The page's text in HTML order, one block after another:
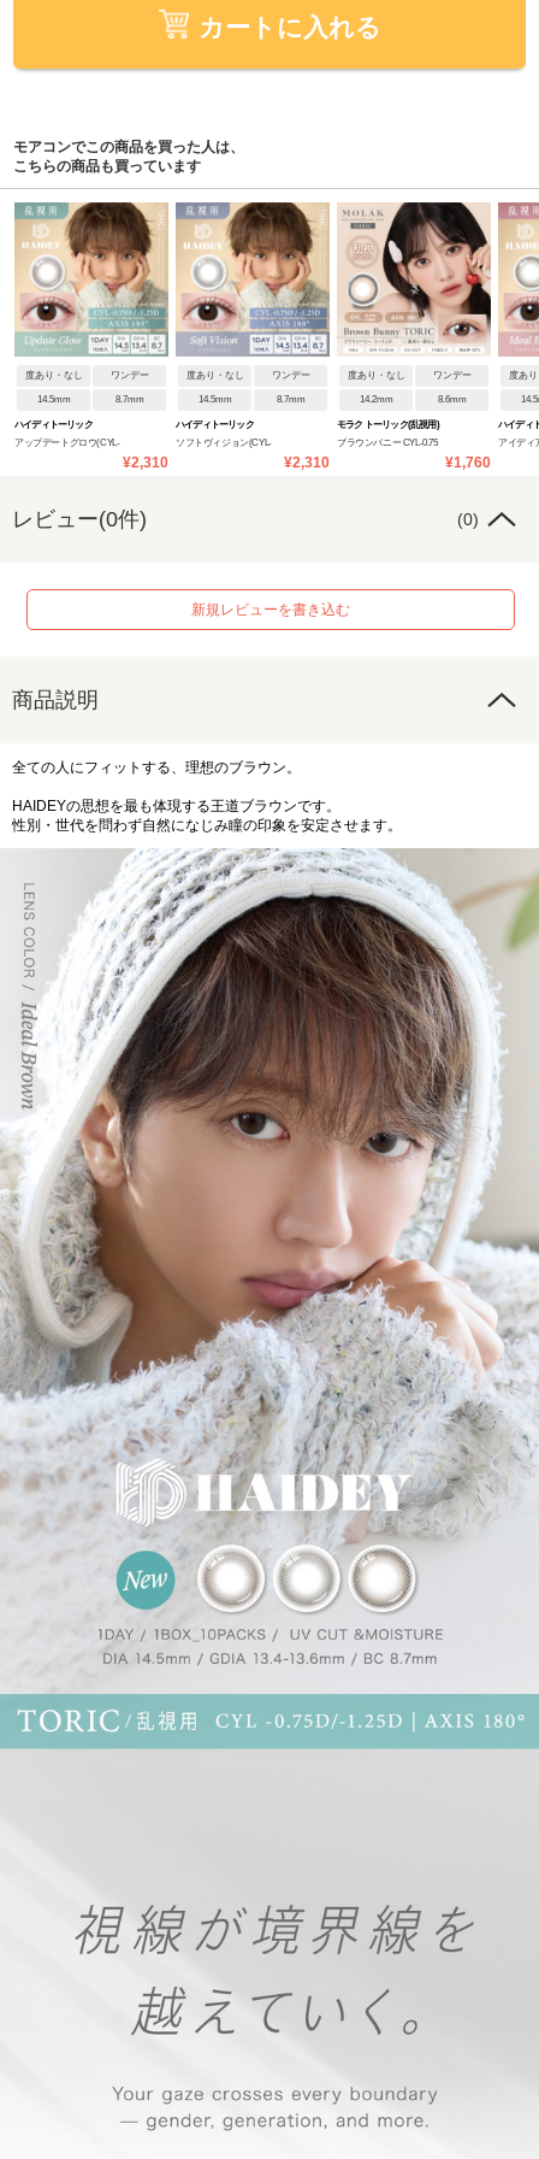
カートに入れる
モアコンでこの商品を買った人は、
こちらの商品も買っています
度あり・なし ワンデー
14.5mm 8.7mm
ハイディトーリック
アップデートグロウ(CYL-
¥2,310
度あり・なし ワンデー
14.5mm 8.7mm
ハイディトーリック
ソフトヴィジョン(CYL-
¥2,310
度あり・なし ワンデー
14.2mm 8.6mm
モラク トーリック(乱視用)
ブラウンバニー CYL-0.75
¥1,760
度あ
ハイディ
アイディ
レビュー(0件) (0)
新規レビューを書き込む
商品説明
全ての人にフィットする、理想のブラウン。
HAIDEYの思想を最も体現する王道ブラウンです。
性別・世代を問わず自然になじみ瞳の印象を安定させます。